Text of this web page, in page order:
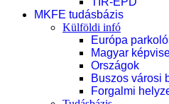
MKFE tudásbázis
Külföldi infó
Európa
Magyar
Országok
Buszos városi
Forgalmi